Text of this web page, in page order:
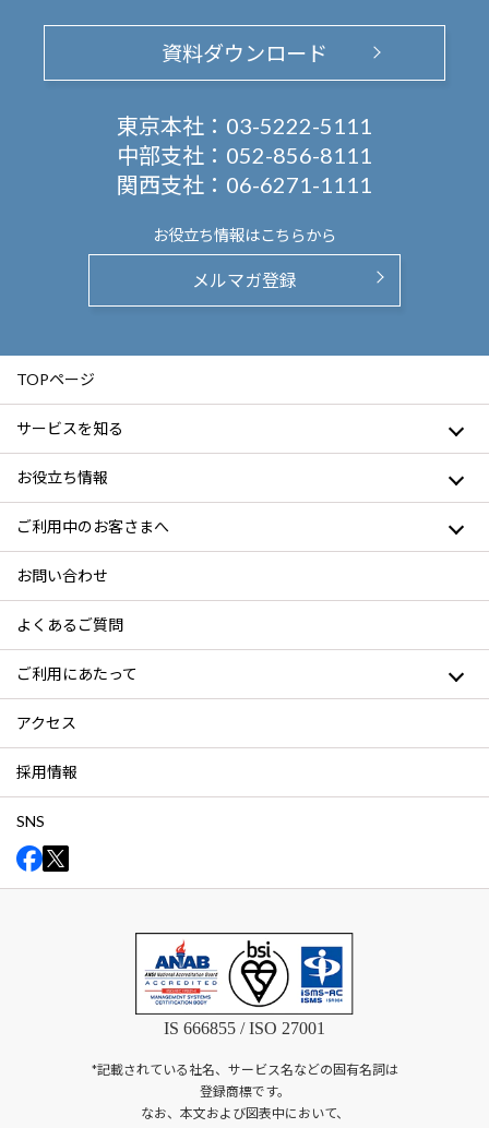
資料ダウンロード
東京本社： 03-5222-5111
中部支社： 052-856-8111
関西支社： 06-6271-1111
お役立ち情報はこちらから
メルマガ登録
TOPページ
サービスを知る
お役立ち情報
ご利用中のお客さまへ
お問い合わせ
よくあるご質問
ご利用にあたって
アクセス
採用情報
SNS
IS 666855 / ISO 27001
*記載されている社名、サービス名などの固有名詞は
登録商標です。
なお、本文および図表中において、